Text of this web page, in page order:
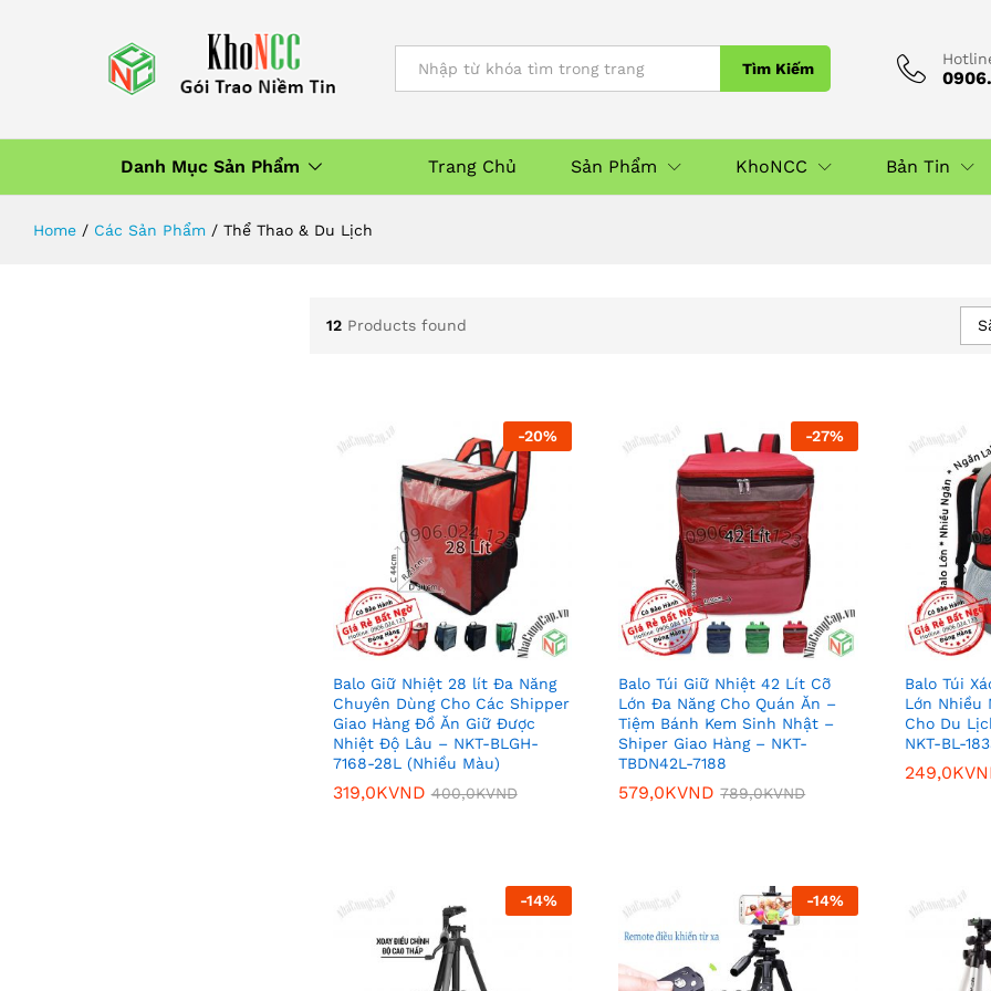
Tìm Kiếm
Danh Mục Sản Phẩm Trang Chủ Sản Phẩm KhoNCC Bản Tin
Home / Các Sản Phẩm / Thể Thao & Du Lịch
12 Products found
-20%
Balo Giữ Nhiệt 28 lít Đa Năng
Chuyên Dùng Cho Các Shipper
Giao Hàng Đồ Ăn Giữ Được
Nhiệt Độ Lâu – NKT-BLGH-
7168-28L (Nhiều Màu)
319,0KVND 400,0KVND
-27%
Balo Túi Giữ Nhiệt 42 Lít Cỡ
Lớn Đa Năng Cho Quán Ăn –
Tiệm Bánh Kem Sinh Nhật –
Shiper Giao Hàng – NKT-
TBDN42L-7188
579,0KVND 789,0KVND
Balo Túi
Lớn Nhiều
Cho Du
NKT-BL-
249,0K
-14% -14%